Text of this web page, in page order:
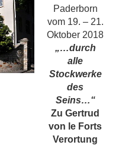
Paderborn
vom 19. – 21.
Oktober 2018
„…durch
alle
Stockwerke
des
Seins…“
Zu Gertrud
von le Forts
Verortung